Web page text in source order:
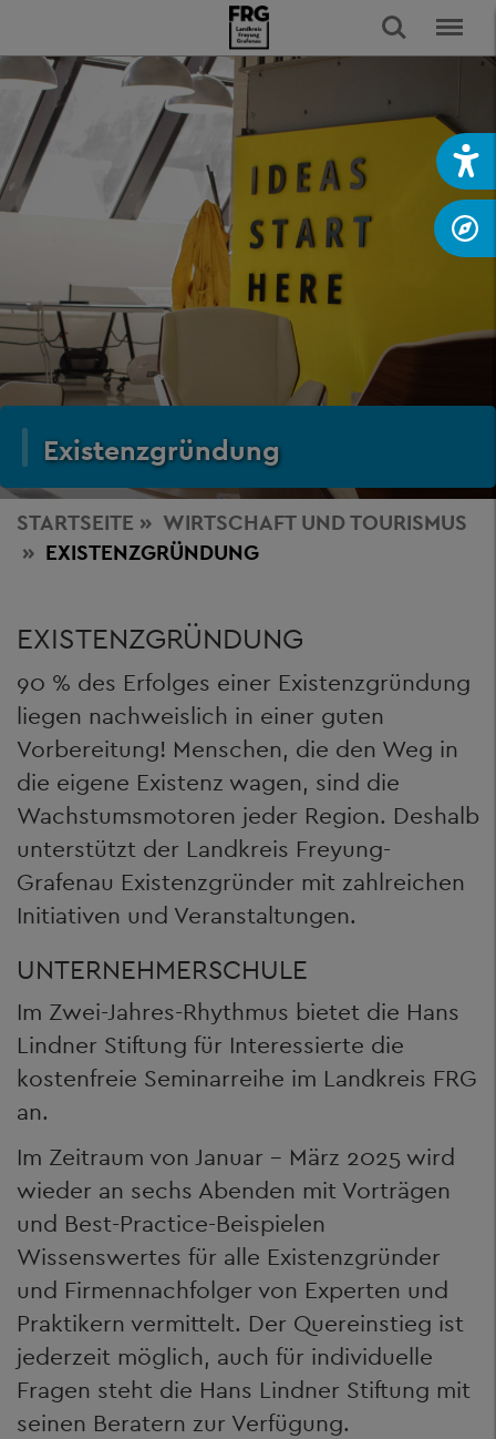
Existenzgründung
STARTSEITE WIRTSCHAFT UND TOURISMUS
EXISTENZGRÜNDUNG
EXISTENZGRÜNDUNG
90 % des Erfolges einer Existenzgründung
liegen nachweislich in einer guten
Vorbereitung! Menschen, die den Weg in
die eigene Existenz wagen, sind die
Wachstumsmotoren jeder Region. Deshalb
unterstützt der Landkreis Freyung-
Grafenau Existenzgründer mit zahlreichen
Initiativen und Veranstaltungen.
UNTERNEHMERSCHULE
Im Zwei-Jahres-Rhythmus bietet die Hans
Lindner Stiftung für Interessierte die
kostenfreie Seminarreihe im Landkreis FRG
an.
Im Zeitraum von Januar – März 2025 wird
wieder an sechs Abenden mit Vorträgen
und Best-Practice-Beispielen
Wissenswertes für alle Existenzgründer
und Firmennachfolger von Experten und
Praktikern vermittelt. Der Quereinstieg ist
jederzeit möglich, auch für individuelle
Fragen steht die Hans Lindner Stiftung mit
seinen Beratern zur Verfügung.